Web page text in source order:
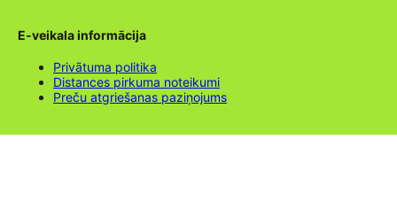
E-veikala informācija
Privātuma politika
Distances pirkuma noteikumi
Preču atgriešanas paziņojums